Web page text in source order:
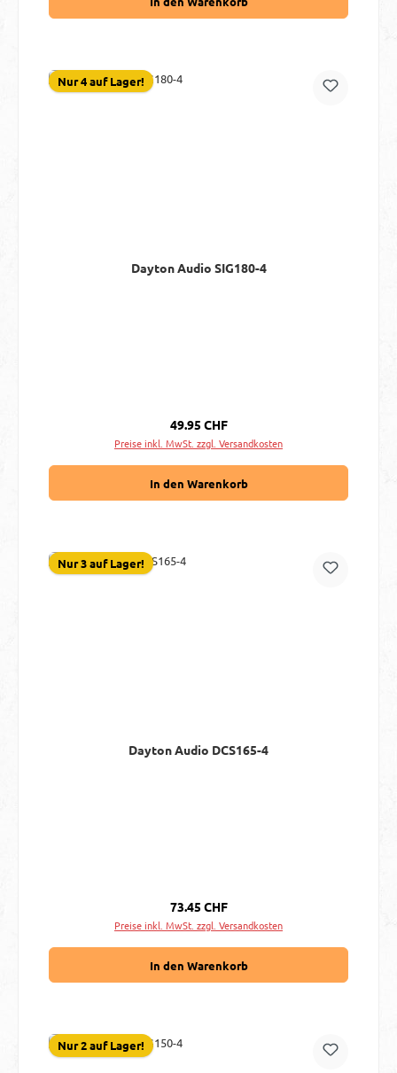
Nur 4 auf Lager!
Dayton Audio SIG180-4
Regulärer Preis:
49.95 CHF
Preise inkl. MwSt. zzgl. Versandkosten
In den Warenkorb
Nur 3 auf Lager!
Dayton Audio DCS165-4
Regulärer Preis:
73.45 CHF
Preise inkl. MwSt. zzgl. Versandkosten
In den Warenkorb
Nur 2 auf Lager!